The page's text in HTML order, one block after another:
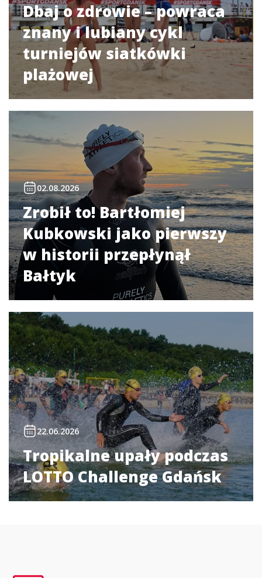
Dbaj o zdrowie – powraca
znany i lubiany cykl
turniejów siatkówki
plażowej
02.08.2026
Zrobił to! Bartłomiej
Kubkowski jako pierwszy
w historii przepłynął
Bałtyk
22.06.2026
Tropikalne upały podczas
LOTTO Challenge Gdańsk